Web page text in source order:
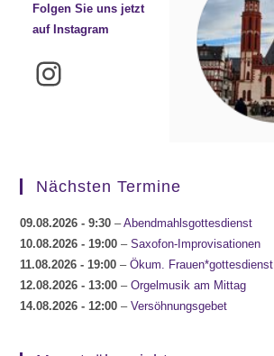
Folgen Sie uns jetzt
auf Instagram
Instagram
Nächsten Termine
09.08.2026 - 9:30 –Abendmahlsgottesdienst
10.08.2026 - 19:00 –Saxofon-Improvisationen
11.08.2026 - 19:00 –Ökum. Frauen*gottesdienst
12.08.2026 - 13:00 –Orgelmusik am Mittag
14.08.2026 - 12:00 –Versöhnungsgebet